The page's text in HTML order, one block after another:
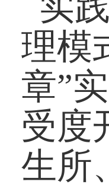
理模
章”
受度
生所